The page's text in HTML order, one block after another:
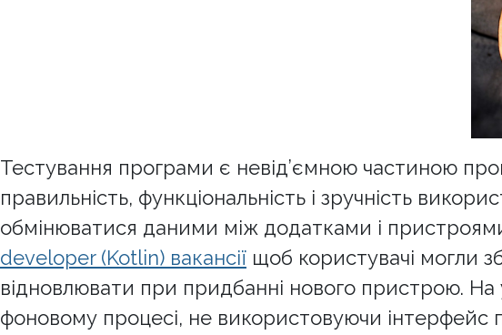
Тестування програми є невід’ємною частиною
правильність, функціональність і зручність
обмінюватися даними між додатками і
developer (Kotlin) вакансії щоб користувачі могли
відновлювати при придбанні нового пристрою.
фоновому процесі, не використовуючи інтерфейс